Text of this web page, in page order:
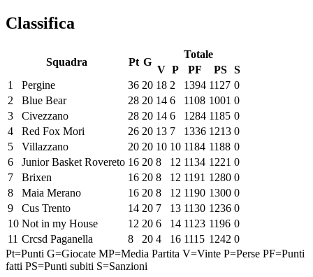
Classifica
Squadra Pt G
Totale
V P PF PS
S
1
Pergine 36 20 18 2 1394 1127 0
2
Blue Bear 28 20 14 6 1108 1001 0
3
Civezzano 28 20 14 6 1284 1185 0
4
Red Fox Mori 26 20 13 7 1336 1213 0
5
Villazzano 20 20 10 10 1184 1188 0
6
Junior Basket Rovereto 16 20 8 12 1134 1221 0
7
Brixen 16 20 8 12 1191 1280 0
8
Maia Merano 16 20 8 12 1190 1300 0
9
Cus Trento 14 20 7 13 1130 1236 0
10 Not in my House 12 20 6 14 1123 1196 0
11 Crcsd Paganella 8 20 4 16 1115 1242 0
Pt=Punti G=Giocate MP=Media Partita V=Vinte P=Perse PF=Punti
fatti PS=Punti subiti S=Sanzioni